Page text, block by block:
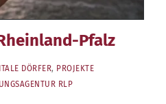
Pfalz
DÖRFER, PROJEKTE
RLP